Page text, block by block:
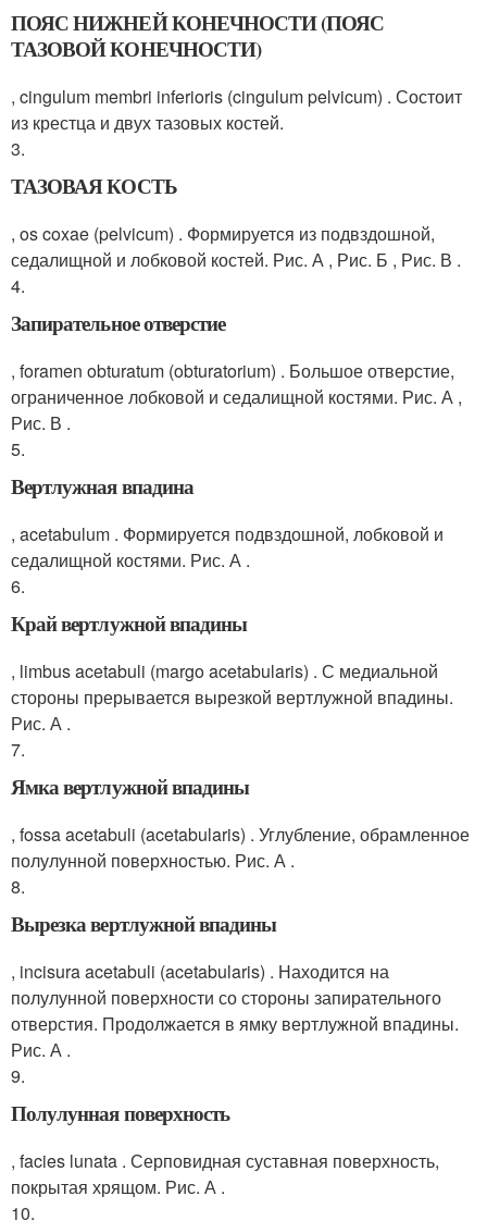
ПОЯС НИЖНЕЙ КОНЕЧНОСТИ (ПОЯС
ТАЗОВОЙ КОНЕЧНОСТИ)
, cingulum membri inferioris (cingulum pelvicum) . Состоит
из крестца и двух тазовых костей.
3.
ТАЗОВАЯ КОСТЬ
, os coxae (pelvicum) . Формируется из подвздошной,
седалищной и лобковой костей. Рис. А , Рис. Б , Рис. В .
4.
Запирательное отверстие
, foramen obturatum (obturatorium) . Большое отверстие,
ограниченное лобковой и седалищной костями. Рис. А ,
Рис. В .
5.
Вертлужная впадина
, acetabulum . Формируется подвздошной, лобковой и
седалищной костями. Рис. А .
6.
Край вертлужной впадины
, limbus acetabuli (margo acetabularis) . С медиальной
стороны прерывается вырезкой вертлужной впадины.
Рис. А .
7.
Ямка вертлужной впадины
, fossa acetabuli (acetabularis) . Углубление, обрамленное
полулунной поверхностью. Рис. А .
8.
Вырезка вертлужной впадины
, incisura acetabuli (acetabularis) . Находится на
полулунной поверхности со стороны запирательного
отверстия. Продолжается в ямку вертлужной впадины.
Рис. А .
9.
Полулунная поверхность
, facies lunata . Серповидная суставная поверхность,
покрытая хрящом. Рис. А .
10.